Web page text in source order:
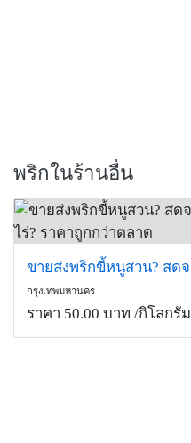
พริกในร้านอื่น
กรุงเทพมหานคร
ราคา 50.00 บาท /กิโลกรัม